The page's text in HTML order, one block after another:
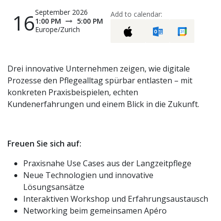
16September 2026
1:00 PM
5:00 PM
Europe/Zurich
Add to calendar:
Drei innovative Unternehmen zeigen, wie digitale
Prozesse den Pflegealltag spürbar entlasten – mit
konkreten Praxisbeispielen, echten
Kundenerfahrungen und einem Blick in die Zukunft.
Freuen Sie sich auf:
Praxisnahe Use Cases aus der Langzeitpflege
Neue Technologien und innovative
Lösungsansätze
Interaktiven Workshop und Erfahrungsaustausch
Networking beim gemeinsamen Apéro